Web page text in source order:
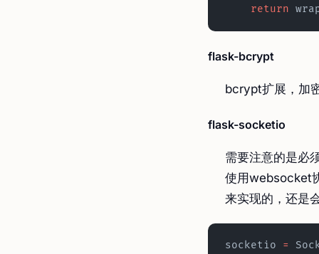
    return
flask-bcrypt
bcrypt扩展，加
flask-socketio
需要注意的是必
使用websocket
来实现的，还是
socketio =